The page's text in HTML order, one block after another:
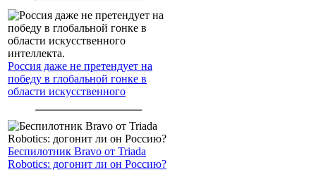
Россия даже не претендует на
победу в глобальной гонке в
области искусственного
Беспилотник Bravo от Triada
Robotics: догонит ли он Россию?